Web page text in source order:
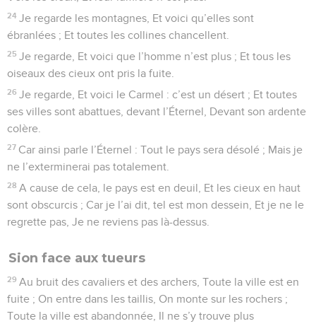
24 Je regarde les montagnes, Et voici qu’elles sont
ébranlées ; Et toutes les collines chancellent.
25 Je regarde, Et voici que l’homme n’est plus ; Et tous les
oiseaux des cieux ont pris la fuite.
26 Je regarde, Et voici le Carmel : c’est un désert ; Et toutes
ses villes sont abattues, devant l’Éternel, Devant son ardente
colère.
27 Car ainsi parle l’Éternel : Tout le pays sera désolé ; Mais je
ne l’exterminerai pas totalement.
28 A cause de cela, le pays est en deuil, Et les cieux en haut
sont obscurcis ; Car je l’ai dit, tel est mon dessein, Et je ne le
regrette pas, Je ne reviens pas là-dessus.
Sion face aux tueurs
29 Au bruit des cavaliers et des archers, Toute la ville est en
fuite ; On entre dans les taillis, On monte sur les rochers ;
Toute la ville est abandonnée, Il ne s’y trouve plus